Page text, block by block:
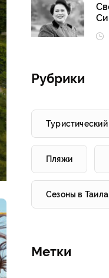
Рубрики
Туристический
Пляжи
Сезоны в
Метки